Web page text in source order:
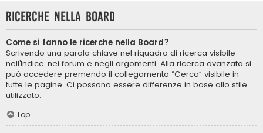
Ricerche nella Board
Come si fanno le ricerche nella Board?
Scrivendo una parola chiave nel riquadro di ricerca visibile
nell’Indice, nei forum e negli argomenti. Alla ricerca avanzata si
può accedere premendo il collegamento “Cerca” visibile in
tutte le pagine. Ci possono essere differenze in base allo stile
utilizzato.
Top